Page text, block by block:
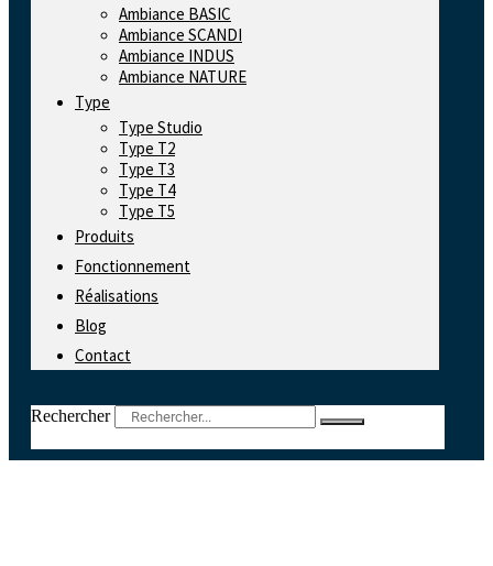
Ambiance BASIC
Ambiance SCANDI
Ambiance INDUS
Ambiance NATURE
Type
Type Studio
Type T2
Type T3
Type T4
Type T5
Produits
Fonctionnement
Réalisations
Blog
Contact
Rechercher